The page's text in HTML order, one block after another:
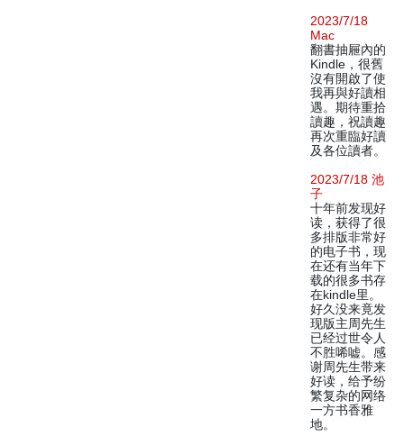
2023/7/18
Mac
翻書抽屜內的
Kindle，很舊
沒有開啟了使
我再與好讀相
遇。期待重拾
讀趣，祝讀趣
再次重臨好讀
及各位讀者。
2023/7/18 池
子
十年前发现好
读，获得了很
多排版非常好
的电子书，现
在还有当年下
载的很多书存
在kindle里。
好久没来竟发
现版主周先生
已经过世令人
不胜唏嘘。感
谢周先生带来
好读，给予纷
繁复杂的网络
一方书香雅
地。